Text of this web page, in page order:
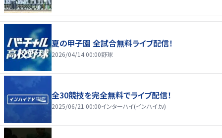
夏の甲子園 全試合無料ライブ配信！
2026/04/14 00:00野球
全30競技を完全無料でライブ配信！
2025/06/21 00:00インターハイ(インハイ.tv)